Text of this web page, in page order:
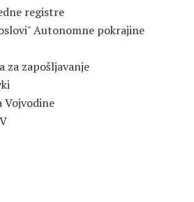
registre
Autonomne pokrajine
za zapošljavanje
Vojvodine